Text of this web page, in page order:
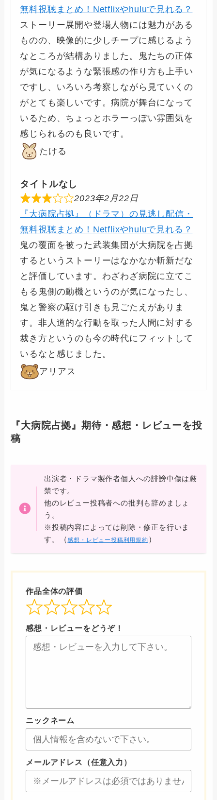
無料視聴まとめ！Netflixやhuluで見れる？
ストーリー展開や登場人物には魅力がある
ものの、映像的に少しチープに感じるよう
なところが結構ありました。鬼たちの正体
が気になるような緊張感の作り方も上手い
ですし、いろいろ考察しながら見ていくの
がとても楽しいです。病院が舞台になって
いるため、ちょっとホラーっぽい雰囲気を
感じられるのも良いです。
たける
タイトルなし
2023年2月22日
『大病院占拠』（ドラマ）の見逃し配信・
無料視聴まとめ！Netflixやhuluで見れる？
鬼の覆面を被った武装集団が大病院を占拠
するというストーリーはなかなか斬新だな
と評価しています。わざわざ病院に立てこ
もる鬼側の動機というのが気になったし、
鬼と警察の駆け引きも見ごたえがありま
す。非人道的な行動を取った人間に対する
裁き方というのも今の時代にフィットして
いるなと感じました。
アリアス
『大病院占拠』期待・感想・レビューを投
稿
出演者・ドラマ製作者個人への誹謗中傷は厳
禁です。
他のレビュー投稿者への批判も辞めましょ
う。
※投稿内容によっては削除・修正を行いま
す。
（感想・レビュー投稿利用規約 ）
作品全体の評価
感想・レビューをどうぞ！
ニックネーム
メールアドレス（任意入力）